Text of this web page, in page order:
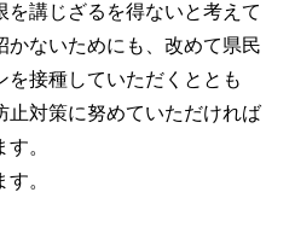
を講じざるを得ないと考えて
かないためにも、改めて県民
接種していただくととも
止対策に努めていただければ
。
。